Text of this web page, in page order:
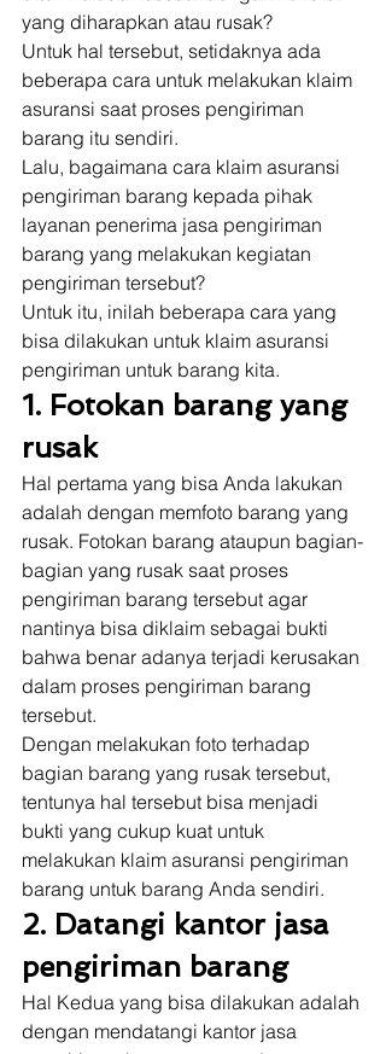
yang diharapkan atau rusak?
Untuk hal tersebut, setidaknya ada
beberapa cara untuk melakukan klaim
asuransi saat proses pengiriman
barang itu sendiri.
Lalu, bagaimana cara klaim asuransi
pengiriman barang kepada pihak
layanan penerima jasa pengiriman
barang yang melakukan kegiatan
pengiriman tersebut?
Untuk itu, inilah beberapa cara yang
bisa dilakukan untuk klaim asuransi
pengiriman untuk barang kita.
1. Fotokan barang yang
rusak
Hal pertama yang bisa Anda lakukan
adalah dengan memfoto barang yang
rusak. Fotokan barang ataupun bagian-
bagian yang rusak saat proses
pengiriman barang tersebut agar
nantinya bisa diklaim sebagai bukti
bahwa benar adanya terjadi kerusakan
dalam proses pengiriman barang
tersebut.
Dengan melakukan foto terhadap
bagian barang yang rusak tersebut,
tentunya hal tersebut bisa menjadi
bukti yang cukup kuat untuk
melakukan klaim asuransi pengiriman
barang untuk barang Anda sendiri.
2. Datangi kantor jasa
pengiriman barang
Hal Kedua yang bisa dilakukan adalah
dengan mendatangi kantor jasa